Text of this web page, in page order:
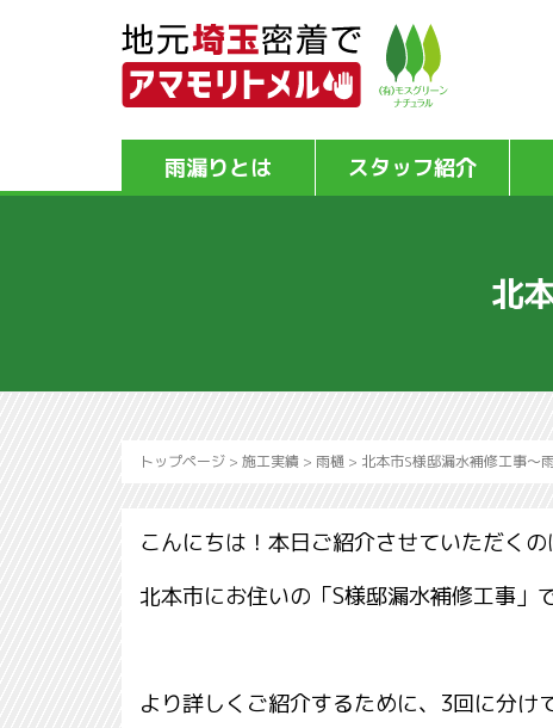
雨漏りとは スタッフ紹介
北
トップページ > 施工実績 > 雨樋 > 北本市S様邸漏水補修工事～
こんにちは！本日ご紹介させていただくの
北本市にお住いの「S様邸漏水補修工事」で
より詳しくご紹介するために、3回に分け